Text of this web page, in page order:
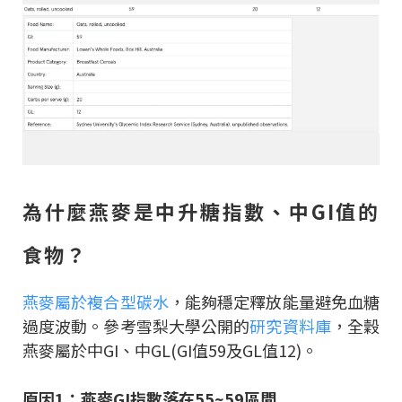
為什麼燕麥是中升糖指數、中GI值的
食物？
燕麥屬於複合型碳水，能夠穩定釋放能量避免血糖
過度波動。參考雪梨大學公開的研究資料庫，全穀
燕麥屬於中GI、中GL(GI值59及GL值12)。